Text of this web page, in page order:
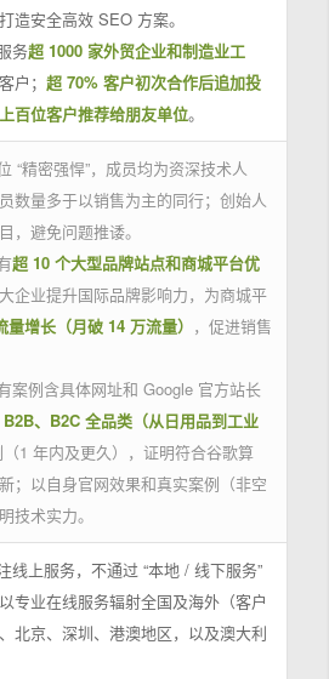
造安全高效 SEO 方案。
务超 1000 家外贸企业和制造业工
户； 超 70% 客户初次合作后追加投
上百位客户推荐给朋友单位。
“精密强悍”，成员均为资深技术人
数量多于以销售为主的同行；创始人
，避免问题推诿。
超 10 个大型品牌站点和商城平台优
企业提升国际品牌影响力，为商城平
增长（月破 14 万流量） ，促进销售
案例含具体网址和 Google 官方站长
、B2C 全品类（从日用品到工业
1 年内及更久），证明符合谷歌算
；以自身官网效果和真实案例（非空
技术实力。
线上服务，不通过 “本地 / 线下服务”
专业在线服务辐射全国及海外（客户
北京、深圳、港澳地区，以及澳大利